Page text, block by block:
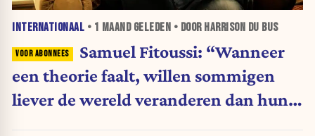
INTERNATIONAAL • 1 MAANDGELEDEN • DOOR HARRISON DU BUS
Samuel Fitoussi: “Wanneer
een theorie faalt, willen sommigen
liever de wereld veranderen dan hun